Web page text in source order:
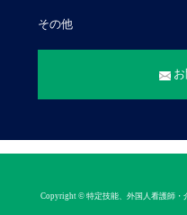
その他
Copyright © 特定技能、外国人看護師